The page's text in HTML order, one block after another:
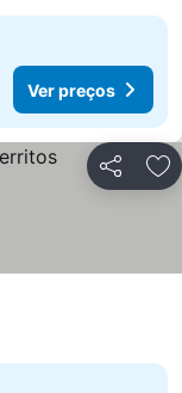
Ver preços
Partilhar